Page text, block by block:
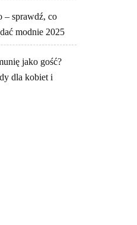
– sprawdź, co
modnie 2025
jako gość?
dla kobiet i